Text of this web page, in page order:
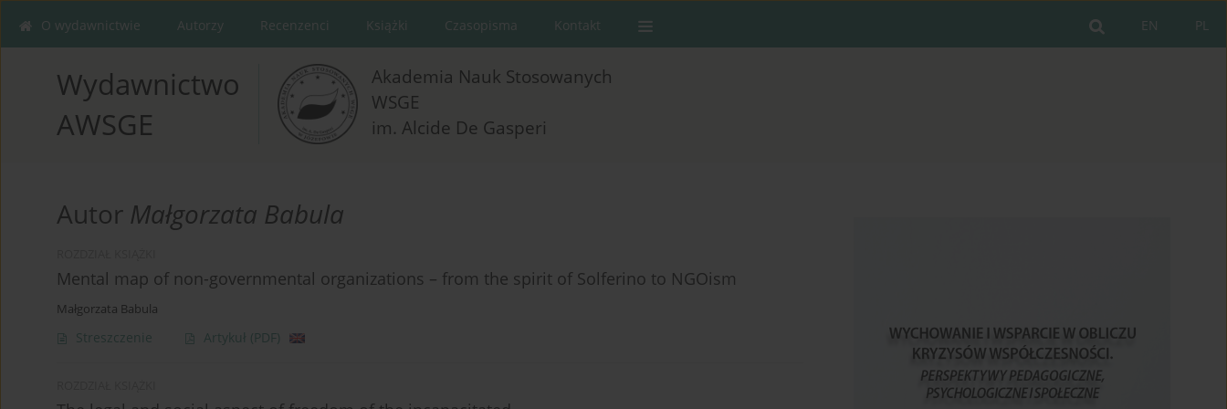
PL
EN
O wydawnictwie Autorzy Recenzenci Książki Czasopisma Kontakt
Wydawnictwo
AWSGE
Akademia Nauk Stosowanych
WSGE
im. Alcide De Gasperi
Autor Małgorzata Babula
Mental map of non-governmental organizations – from the spirit of Solferino to NGOism
Małgorzata Babula
Streszczenie Artykuł (PDF)